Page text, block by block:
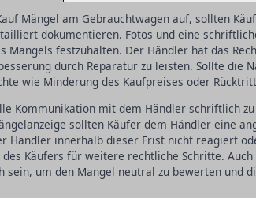
Mängel am Gebrauchtwagen auf, sollten
dokumentieren. Fotos und eine
Mangels festzuhalten. Der Händler hat das
durch Reparatur zu leisten. Sollte die
wie Minderung des Kaufpreises oder
Kommunikation mit dem Händler schriftlich
sollten Käufer dem Händler eine
Händler innerhalb dieser Frist nicht reagiert
Käufers für weitere rechtliche Schritte.
sein, um den Mangel neutral zu bewerten und